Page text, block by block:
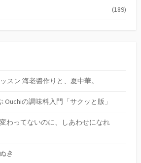
(189)
スン 海老醬作りと、夏中華。
Ouchiの調味料入門「サクッと版」
わってないのに、しあわせになれ
き